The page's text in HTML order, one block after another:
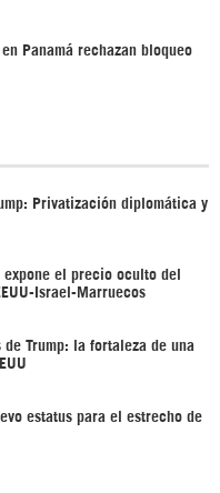
Panamá rechazan bloqueo
Privatización diplomática y
el precio oculto del
Israel-Marruecos
Trump: la fortaleza de una
estatus para el estrecho de